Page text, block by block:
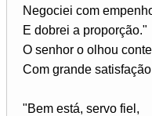
Negociei com
E dobrei a proporção."
O senhor o olhou
Com grande
"Bem está, servo fiel,